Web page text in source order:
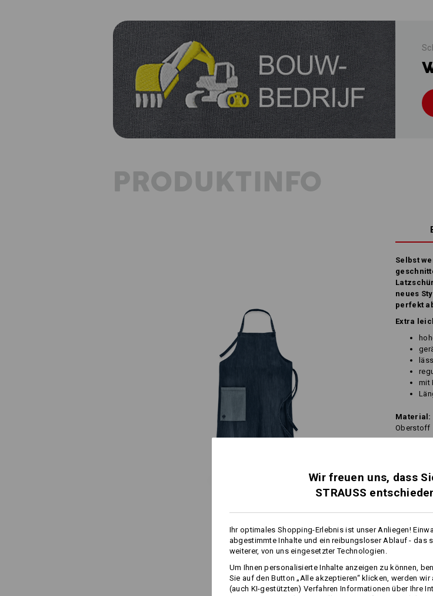
PRODUKTINFO
Selbst
neues
perfekt
Extra
mit
Material:
Oberstoff
Wir freuen uns, dass
STRAUSS
Ihr optimales Shopping-Erlebnis ist unser Anliegen!
abgestimmte Inhalte und ein reibungsloser Ablauf - das
weiterer, von uns eingesetzter Technologien.
Um Ihnen personalisierte Inhalte anzeigen zu können,
Sie auf den Button „Alle akzeptieren“ klicken, werden
(auch KI-gestützten) Verfahren Informationen über Ihre